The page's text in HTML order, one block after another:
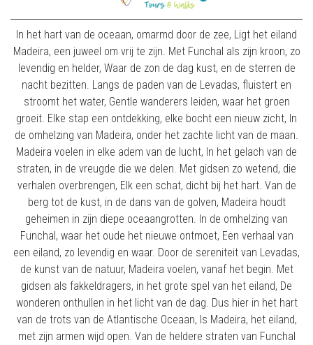
In het hart van de oceaan, omarmd door de zee, Ligt het eiland
Madeira, een juweel om vrij te zijn. Met Funchal als zijn kroon, zo
levendig en helder, Waar de zon de dag kust, en de sterren de
nacht bezitten. Langs de paden van de Levadas, fluistert en
stroomt het water, Gentle wanderers leiden, waar het groen
groeit. Elke stap een ontdekking, elke bocht een nieuw zicht, In
de omhelzing van Madeira, onder het zachte licht van de maan.
Madeira voelen in elke adem van de lucht, In het gelach van de
straten, in de vreugde die we delen. Met gidsen zo wetend, die
verhalen overbrengen, Elk een schat, dicht bij het hart. Van de
berg tot de kust, in de dans van de golven, Madeira houdt
geheimen in zijn diepe oceaangrotten. In de omhelzing van
Funchal, waar het oude het nieuwe ontmoet, Een verhaal van
een eiland, zo levendig en waar. Door de sereniteit van Levadas,
de kunst van de natuur, Madeira voelen, vanaf het begin. Met
gidsen als fakkeldragers, in het grote spel van het eiland, De
wonderen onthullen in het licht van de dag. Dus hier in het hart
van de trots van de Atlantische Oceaan, Is Madeira, het eiland,
met zijn armen wijd open. Van de heldere straten van Funchal